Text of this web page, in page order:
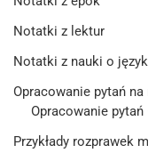
Notatki z lektur
Notatki z nauki o
Opracowanie pytań
Opracowanie
Przykłady rozprawek